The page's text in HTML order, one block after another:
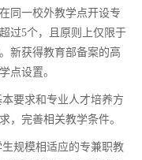
同一校外教学点开设专
过5个，且原则上仅限于
新获得教育部备案的高
点设置。
要求和专业人才培养方
，完善相关教学条件。
规模相适应的专兼职教